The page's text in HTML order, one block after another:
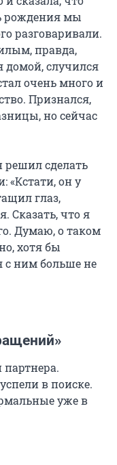
рождения мы
разговаривали.
правда,
домой, случился
очень много и
Признался,
но сейчас
решил сделать
«Кстати, он у
глаз,
Сказать, что я
Думаю, о таком
хотя бы
с ним больше не
партнера.
в поиске.
уже в